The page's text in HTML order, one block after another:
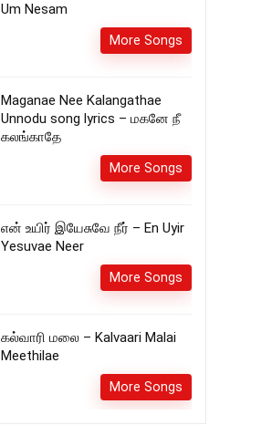
Um Nesam
More Songs
Maganae Nee Kalangathae
Unnodu song lyrics – மகனே நீ
கலங்காதே
More Songs
என் உயிர் இயேசுவே நீர் – En Uyir
Yesuvae Neer
More Songs
கல்வாரி மலை – Kalvaari Malai
Meethilae
More Songs